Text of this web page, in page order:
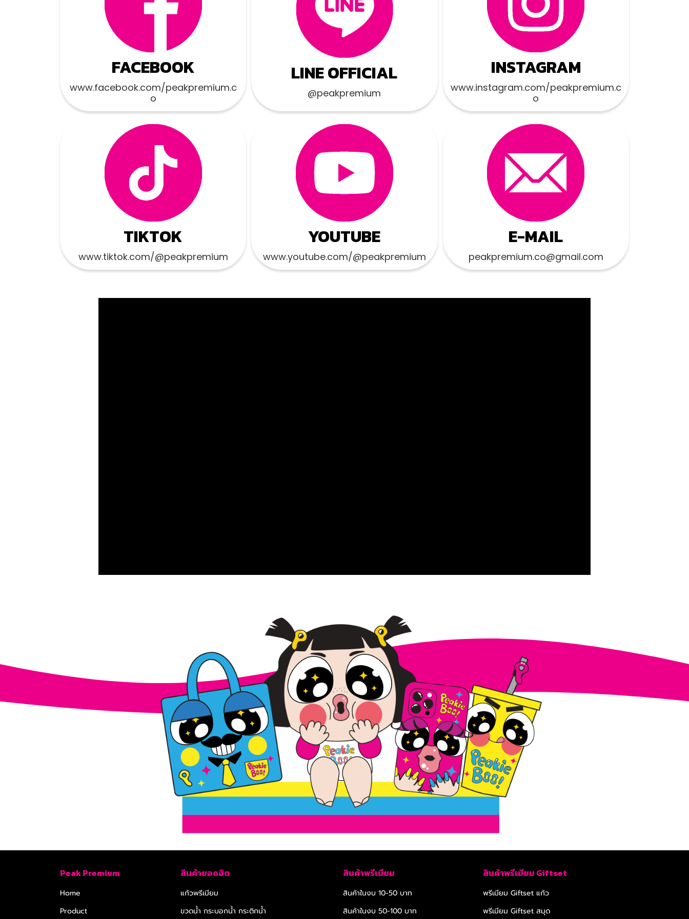
FACEBOOK
www.facebook.com/peakpremium.c
o
LINE OFFICIAL
@peakpremium
INSTAGRAM
www.instagram.com/peakpremium.c
o
TIKTOK
www.tiktok.com/@peakpremium
YOUTUBE
www.youtube.com/@peakpremium
E-MAIL
peakpremium.co@gmail.com
Peak Premium
Home
Product
สินค้ายอดฮิต
แก้วพรีเมียม
ขวดน้ำ กระบอกน้ำ กระติกน้ำ
สินค้าพรีเมียม
สินค้าในงบ 10-50 บาท
สินค้าในงบ 50-100 บาท
สินค้าพรีเมียม Giftset
พรีเมียม Giftset แก้ว
พรีเมียม Giftset สมุด